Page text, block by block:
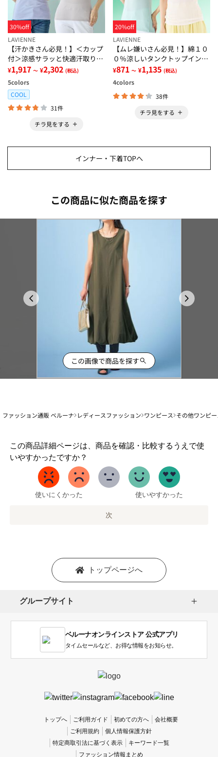
30%off
LAVIENNE
【汗かきさん必見！】＜カップ
付＞涼感サラッと快適汗取りタ
ンクトップインナー＜さらりラ
ボ＞
¥1,917 ～ ¥2,302 (税込)
5colors
COOL
31件
チラ見をする
20%off
LAVIENNE
【ムレ嫌いさん必見！】綿１０
０％涼しいタンクトップインナ
ー＜さらりラボ＞
¥871 ～ ¥1,135 (税込)
4colors
38件
チラ見をする
インナー・下着TOPへ
この商品に似た商品を探す
この画像で商品を探す
ファッション通販 ベルーナ レディースファッション ワンピース その他ワンピ
この商品詳細ページは、商品を確認・比較するうえで使
いやすかったですか？
1
か
い
使いにくかった 使いやすかった
次
トップページへ
グループサイト
ベルーナオンラインストア 公式アプリ
タイムセールなど、お得な情報をお知らせ。
トップへ ご利用ガイド 初めての方へ
会社概要
ご利用規約
個人情報保護方針
特定商取引法に基づく表示
キーワード一覧
ファッション情報まとめ